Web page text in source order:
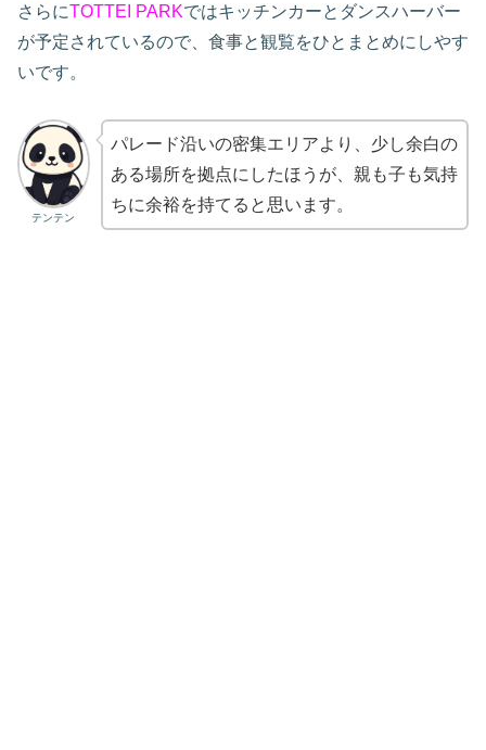
さらにTOTTEI PARKではキッチンカーとダンスハーバー
が予定されているので、食事と観覧をひとまとめにしやす
いです。
テンテン
パレード沿いの密集エリアより、少し余白の
ある場所を拠点にしたほうが、親も子も気持
ちに余裕を持てると思います。